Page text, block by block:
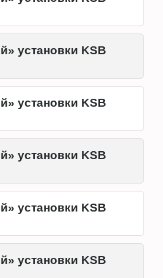
установки KSB
установки KSB
установки KSB
установки KSB
установки KSB